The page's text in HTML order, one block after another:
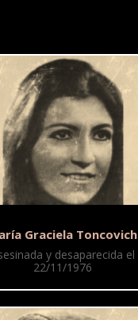
Graciela Toncovich
y desaparecida el
22/11/1976